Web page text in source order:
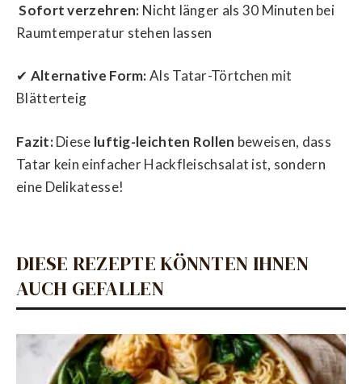
Sofort verzehren: Nicht länger als 30 Minuten bei
Raumtemperatur stehen lassen
✔ Alternative Form:Als Tatar-Törtchen mit
Blätterteig
Fazit:Diese luftig-leichten Rollen beweisen, dass
Tatar kein einfacher Hackfleischsalat ist, sondern
eine Delikatesse!
DIESE REZEPTE KÖNNTEN IHNEN
AUCH GEFALLEN